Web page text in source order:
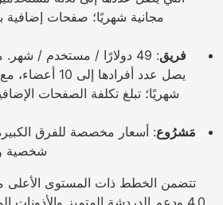
فريق
: 49 دولارًا / مستخدم /
مَشرُوع: أسعار مخصصة للفرق
شخصية